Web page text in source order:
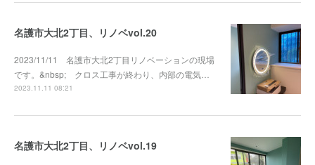
名護市大北2丁目、リノベvol.20
2023/11/11 名護市大北2丁目リノベーションの現場
です。&nbsp; クロス工事が終わり、内部の電気…
2023.11.11 08:21
名護市大北2丁目、リノベvol.19